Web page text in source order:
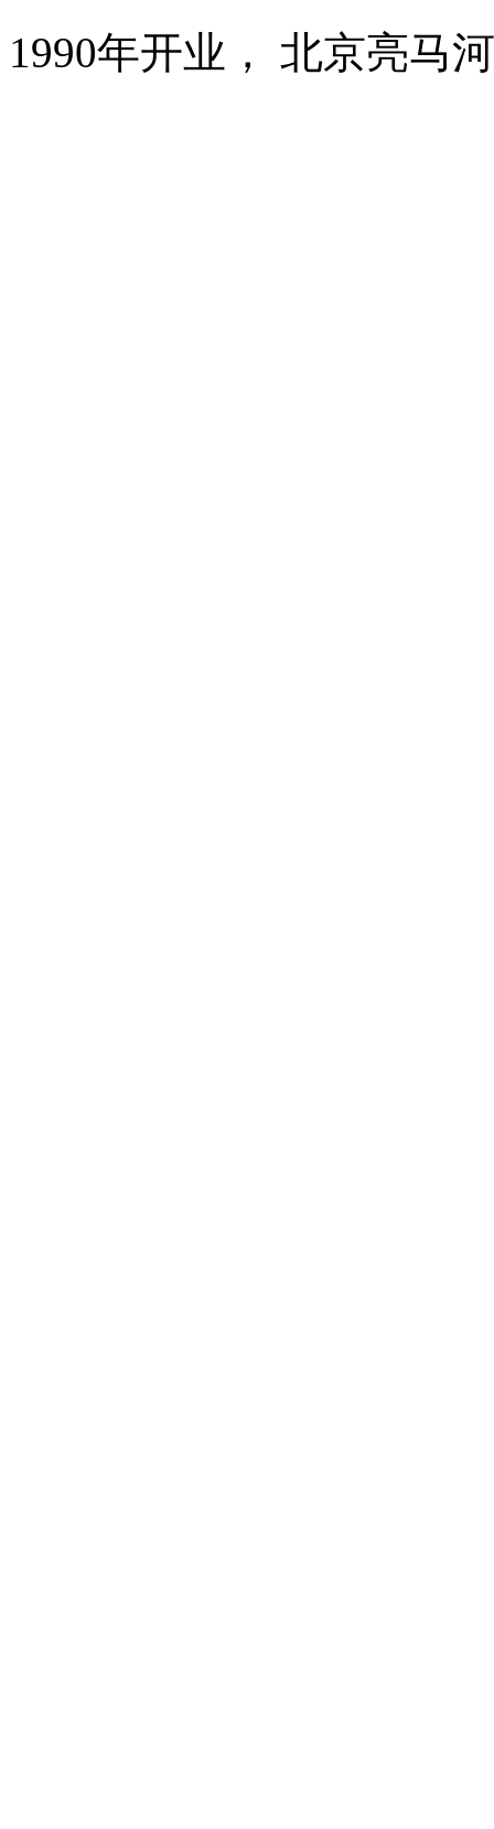
1990年开业， 北京亮